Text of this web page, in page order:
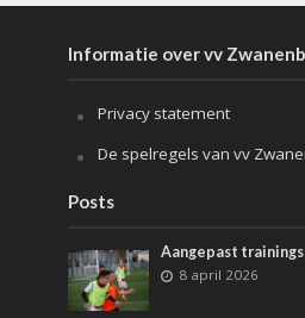
Informatie over vv
Privacy statement
De spelregels van vv
Posts
Aangepast
8 april 2026